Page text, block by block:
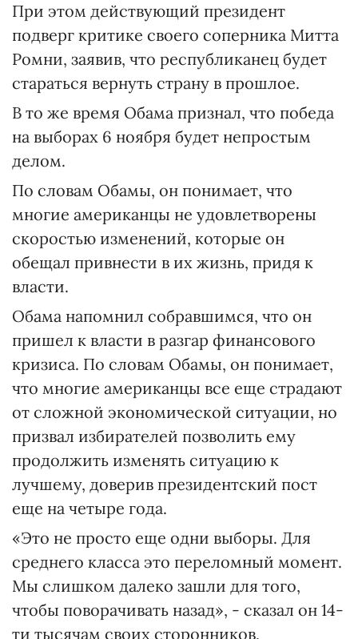
При этом действующий президент
подверг критике своего соперника Митта
Ромни, заявив, что республиканец будет
стараться вернуть страну в прошлое.
В то же время Обама признал, что победа
на выборах 6 ноября будет непростым
делом.
По словам Обамы, он понимает, что
многие американцы не удовлетворены
скоростью изменений, которые он
обещал привнести в их жизнь, придя к
власти.
Обама напомнил собравшимся, что он
пришел к власти в разгар финансового
кризиса. По словам Обамы, он понимает,
что многие американцы все еще страдают
от сложной экономической ситуации, но
призвал избирателей позволить ему
продолжить изменять ситуацию к
лучшему, доверив президентский пост
еще на четыре года.
«Это не просто еще одни выборы. Для
среднего класса это переломный момент.
Мы слишком далеко зашли для того,
чтобы поворачивать назад», - сказал он 14-
ти тысячам своих сторонников,